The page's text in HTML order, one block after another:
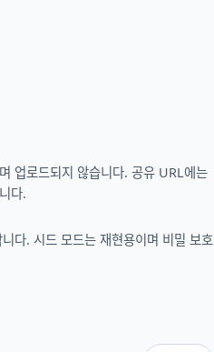
업로드되지 않습니다. 공유 URL에는
다.
다. 시드 모드는 재현용이며 비밀 보호